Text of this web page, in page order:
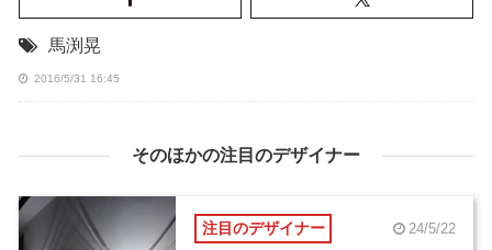
馬渕晃
2016/5/31 16:45
そのほかの注目のデザイナー
注目のデザイナー 24/5/22